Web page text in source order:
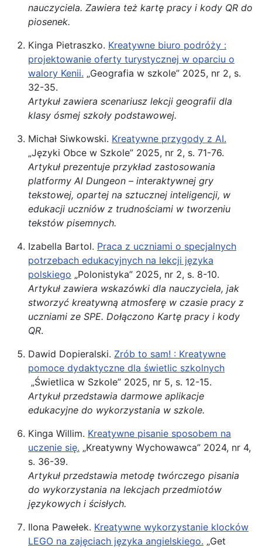
nauczyciela. Zawiera też kartę pracy i kody QR do
piosenek.
Kinga Pietraszko. Kreatywne biuro podróży :
projektowanie oferty turystycznej w oparciu o
walory Kenii. „Geografia w szkole” 2025, nr 2, s.
32-35.
Artykuł zawiera scenariusz lekcji geografii dla
klasy ósmej szkoły podstawowej.
Michał Siwkowski. Kreatywne przygody z AI.
„Języki Obce w Szkole” 2025, nr 2, s. 71-76.
Artykuł prezentuje przykład zastosowania
platformy Al Dungeon – interaktywnej gry
tekstowej, opartej na sztucznej inteligencji, w
edukacji uczniów z trudnościami w tworzeniu
tekstów pisemnych.
Izabella Bartol. Praca z uczniami o specjalnych
potrzebach edukacyjnych na lekcji języka
polskiego „Polonistyka” 2025, nr 2, s. 8-10.
Artykuł zawiera wskazówki dla nauczyciela, jak
stworzyć kreatywną atmosferę w czasie pracy z
uczniami ze SPE. Dołączono Kartę pracy i kody
QR.
Dawid Dopieralski. Zrób to sam! : Kreatywne
pomoce dydaktyczne dla świetlic szkolnych
„Świetlica w Szkole” 2025, nr 5, s. 12-15.
Artykuł przedstawia darmowe aplikacje
edukacyjne do wykorzystania w szkole.
Kinga Willim. Kreatywne pisanie sposobem na
uczenie się. „Kreatywny Wychowawca” 2024, nr 4,
s. 36-39.
Artykuł przedstawia metodę twórczego pisania
do wykorzystania na lekcjach przedmiotów
językowych i ścisłych.
Ilona Pawełek. Kreatywne wykorzystanie klocków
LEGO na zajęciach języka angielskiego. „Get